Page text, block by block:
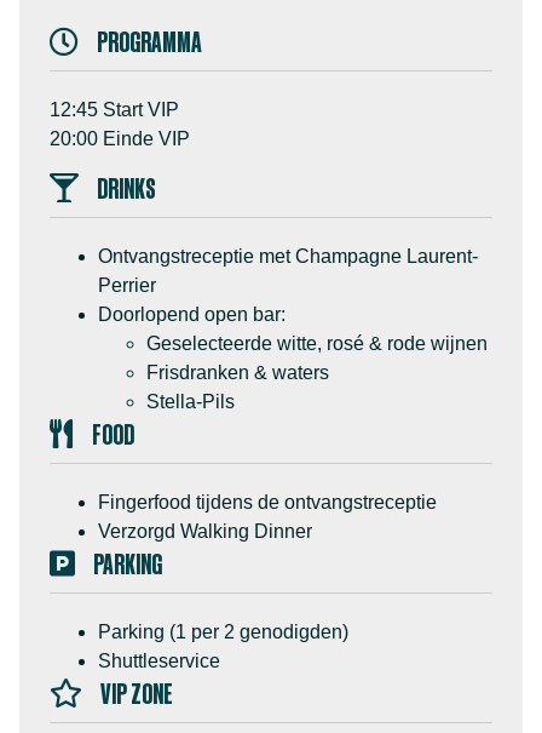
PROGRAMMA
12:45 Start VIP
20:00 Einde VIP
DRINKS
Ontvangstreceptie met Champagne Laurent-
Perrier
Doorlopend open bar:
Geselecteerde witte, rosé & rode wijnen
Frisdranken & waters
Stella-Pils
FOOD
Fingerfood tijdens de ontvangstreceptie
Verzorgd Walking Dinner
PARKING
Parking (1 per 2 genodigden)
Shuttleservice
VIP ZONE